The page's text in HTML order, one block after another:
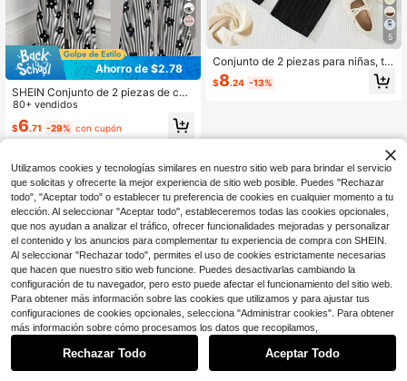
4
Ahorro de $2.78
SHEIN Conjunto de 2 piezas de ca
miseta blanca con estampado y pa
ntalones de punto a rayas en negro
y blanco, estilo casual minimalista p
ara niñas, adecuado para salidas ca
80+ vendidos
$6.71 -29% con cupón
5
Conjunto de 2 piezas para niñas, to
p sin mangas de cuello redondo con
diseño de botón gota de agua en la
$8.24 -13%
Utilizamos cookies y tecnologías similares en nuestro sitio web para brindar el servicio
que solicitas y ofrecerte la mejor experiencia de sitio web posible. Puedes "Rechazar
todo", "Aceptar todo" o establecer tu preferencia de cookies en cualquier momento a tu
elección. Al seleccionar "Aceptar todo", estableceremos todas las cookies opcionales,
que nos ayudan a analizar el tráfico, ofrecer funcionalidades mejoradas y personalizar
el contenido y los anuncios para complementar tu experiencia de compra con SHEIN.
Al seleccionar "Rechazar todo", permites el uso de cookies estrictamente necesarias
que hacen que nuestro sitio web funcione. Puedes desactivarlas cambiando la
configuración de tu navegador, pero esto puede afectar el funcionamiento del sitio web.
Para obtener más información sobre las cookies que utilizamos y para ajustar tus
configuraciones de cookies opcionales, selecciona "Administrar cookies". Para obtener
más información sobre cómo procesamos los datos que recopilamos,
Rechazar Todo Aceptar Todo